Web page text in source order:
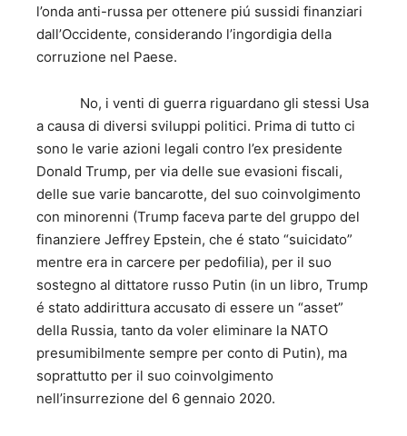
media e delle comunicazioni, tra cui “La Televisione via
Internet” nel 1999. Dal 2002 al 2005, è stato consulente
del Ministro delle Comunicazioni italiano nel settore
audiovisivo e televisivo internazionale.
l’onda anti-russa per ottenere piú sussidi finanziari
dall’Occidente, considerando l’ingordigia della
corruzione nel Paese.
No, i venti di guerra riguardano gli stessi Usa
a causa di diversi sviluppi politici. Prima di tutto ci
sono le varie azioni legali contro l’ex presidente
Donald Trump, per via delle sue evasioni fiscali,
delle sue varie bancarotte, del suo coinvolgimento
con minorenni (Trump faceva parte del gruppo del
finanziere Jeffrey Epstein, che é stato “suicidato”
mentre era in carcere per pedofilia), per il suo
sostegno al dittatore russo Putin (in un libro, Trump
é stato addirittura accusato di essere un “asset”
della Russia, tanto da voler eliminare la NATO
presumibilmente sempre per conto di Putin), ma
soprattutto per il suo coinvolgimento
nell’insurrezione del 6 gennaio 2020.